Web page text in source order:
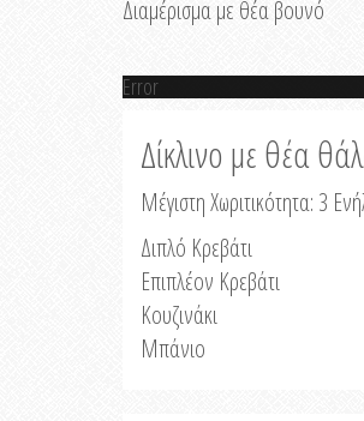
Διαμέρισμα με θέα βουνό
Error
Δίκλινο με θέα
Μέγιστη Χωριτικότητα: 3
Διπλό Κρεβάτι
Επιπλέον Κρεβάτι
Κουζινάκι
Μπάνιο